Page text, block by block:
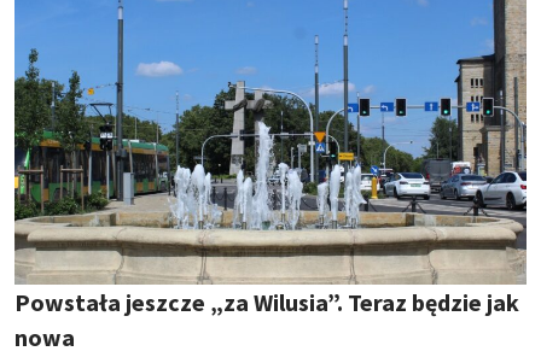
Powstała jeszcze „za Wilusia”. Teraz będzie jak
nowa